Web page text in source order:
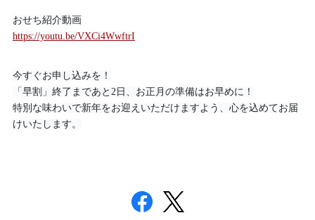
おせち紹介動画
https://youtu.be/VXCi4WwftrI
今すぐお申し込みを！
「早割」終了まであと2日、お正月の準備はお早めに！
特別な味わいで新年をお迎えいただけますよう、心を込めてお届
けいたします。